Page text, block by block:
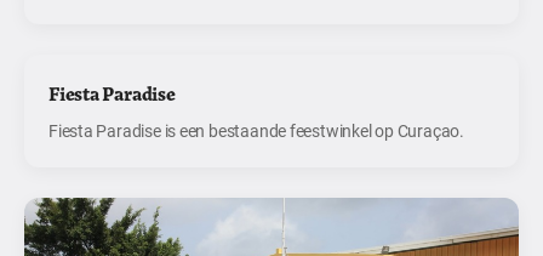
Fiesta Paradise
Fiesta Paradise is een bestaande feestwinkel op Curaçao.